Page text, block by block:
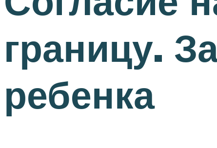
границу.
ребенка